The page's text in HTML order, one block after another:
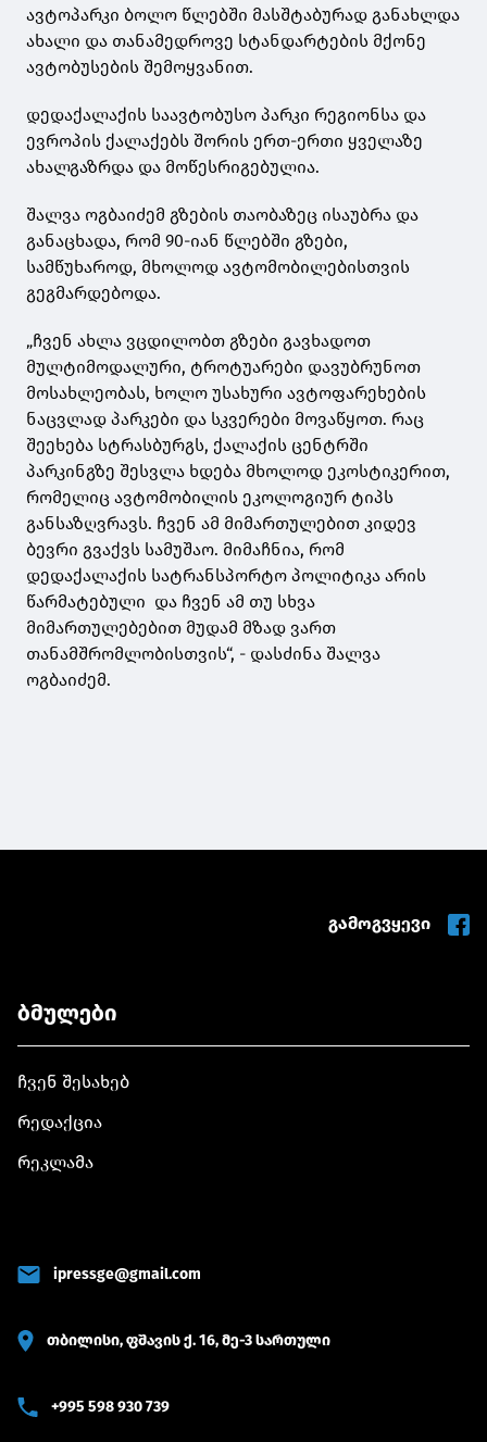
ავტოპარკი ბოლო წლებში მასშტაბურად განახლდა
ახალი და თანამედროვე სტანდარტების მქონე
ავტობუსების შემოყვანით.
დედაქალაქის საავტობუსო პარკი რეგიონსა და
ევროპის ქალაქებს შორის ერთ-ერთი ყველაზე
ახალგაზრდა და მოწესრიგებულია.
შალვა ოგბაიძემ გზების თაობაზეც ისაუბრა და
განაცხადა, რომ 90-იან წლებში გზები,
სამწუხაროდ, მხოლოდ ავტომობილებისთვის
გეგმარდებოდა.
„ჩვენ ახლა ვცდილობთ გზები გავხადოთ
მულტიმოდალური, ტროტუარები დავუბრუნოთ
მოსახლეობას, ხოლო უსახური ავტოფარეხების
ნაცვლად პარკები და სკვერები მოვაწყოთ. რაც
შეეხება სტრასბურგს, ქალაქის ცენტრში
პარკინგზე შესვლა ხდება მხოლოდ ეკოსტიკერით,
რომელიც ავტომობილის ეკოლოგიურ ტიპს
განსაზღვრავს. ჩვენ ამ მიმართულებით კიდევ
ბევრი გვაქვს სამუშაო. მიმაჩნია, რომ
დედაქალაქის სატრანსპორტო პოლიტიკა არის
წარმატებული და ჩვენ ამ თუ სხვა
მიმართულებებით მუდამ მზად ვართ
თანამშრომლობისთვის“, - დასძინა შალვა
ოგბაიძემ.
გამოგვყევი
ბმულები
ჩვენ შესახებ
რედაქცია
რეკლამა
ipressge@gmail.com
თბილისი, ფშავის ქ. 16, მე-3 სართული
+995 598 930 739